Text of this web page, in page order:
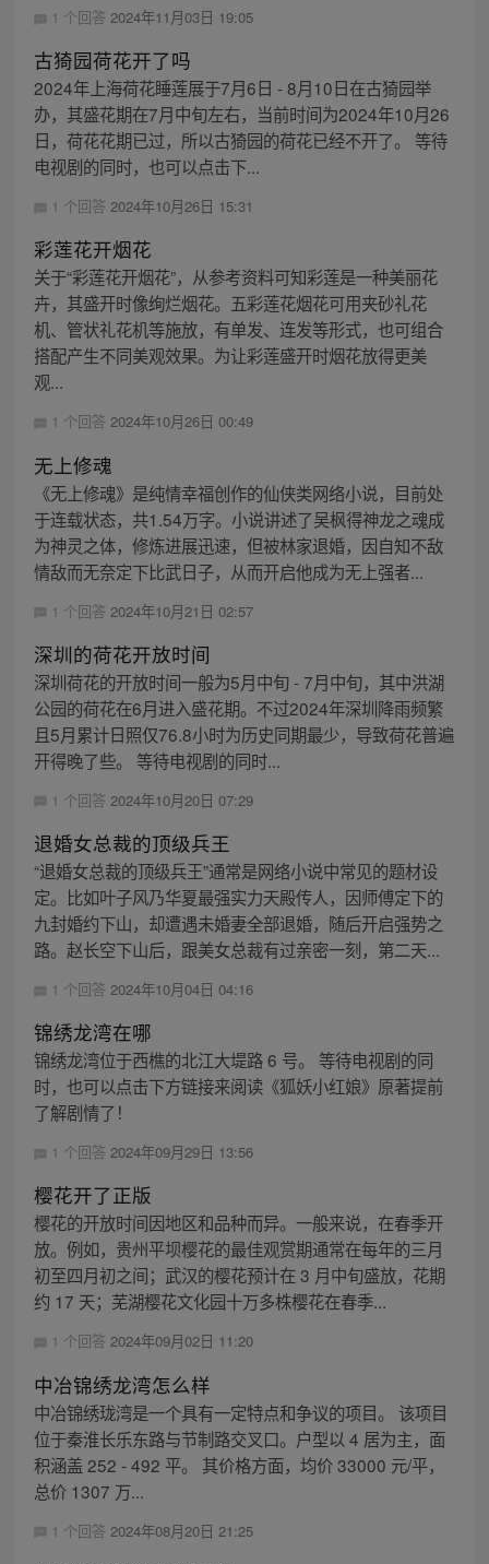
1 个回答 2024年11月03日 19:05
古猗园荷花开了吗
2024年上海荷花睡莲展于7月6日 - 8月10日在古猗园举
办，其盛花期在7月中旬左右，当前时间为2024年10月26
日，荷花花期已过，所以古猗园的荷花已经不开了。 等待
电视剧的同时，也可以点击下...
1 个回答 2024年10月26日 15:31
彩莲花开烟花
关于“彩莲花开烟花”，从参考资料可知彩莲是一种美丽花
卉，其盛开时像绚烂烟花。五彩莲花烟花可用夹砂礼花
机、管状礼花机等施放，有单发、连发等形式，也可组合
搭配产生不同美观效果。为让彩莲盛开时烟花放得更美
观...
1 个回答 2024年10月26日 00:49
无上修魂
《无上修魂》是纯情幸福创作的仙侠类网络小说，目前处
于连载状态，共1.54万字。小说讲述了吴枫得神龙之魂成
为神灵之体，修炼进展迅速，但被林家退婚，因自知不敌
情敌而无奈定下比武日子，从而开启他成为无上强者...
1 个回答 2024年10月21日 02:57
深圳的荷花开放时间
深圳荷花的开放时间一般为5月中旬 - 7月中旬，其中洪湖
公园的荷花在6月进入盛花期。不过2024年深圳降雨频繁
且5月累计日照仅76.8小时为历史同期最少，导致荷花普遍
开得晚了些。 等待电视剧的同时...
1 个回答 2024年10月20日 07:29
退婚女总裁的顶级兵王
“退婚女总裁的顶级兵王”通常是网络小说中常见的题材设
定。比如叶子风乃华夏最强实力天殿传人，因师傅定下的
九封婚约下山，却遭遇未婚妻全部退婚，随后开启强势之
路。赵长空下山后，跟美女总裁有过亲密一刻，第二天...
1 个回答 2024年10月04日 04:16
锦绣龙湾在哪
锦绣龙湾位于西樵的北江大堤路 6 号。 等待电视剧的同
时，也可以点击下方链接来阅读《狐妖小红娘》原著提前
了解剧情了！
1 个回答 2024年09月29日 13:56
樱花开了正版
樱花的开放时间因地区和品种而异。一般来说，在春季开
放。例如，贵州平坝樱花的最佳观赏期通常在每年的三月
初至四月初之间；武汉的樱花预计在 3 月中旬盛放，花期
约 17 天；芜湖樱花文化园十万多株樱花在春季...
1 个回答 2024年09月02日 11:20
中冶锦绣龙湾怎么样
中冶锦绣珑湾是一个具有一定特点和争议的项目。 该项目
位于秦淮长乐东路与节制路交叉口。户型以 4 居为主，面
积涵盖 252 - 492 平。 其价格方面，均价 33000 元/平，
总价 1307 万...
1 个回答 2024年08月20日 21:25